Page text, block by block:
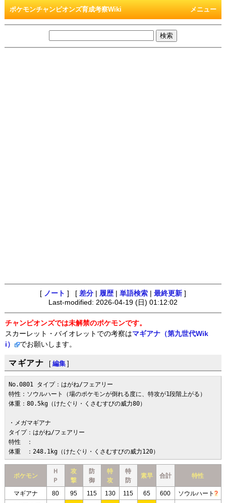
メニュー
ポケモンチャンピオンズ育成考察Wiki
[ ノート ] [ 差分 履歴 単語検索 最終更新 ]
Last-modified: 2026-04-19 (日) 01:12:02
チャンピオンズでは未解禁のポケモンです。
スカーレット・バイオレットでの考察はマギアナ（第九世代Wik
i）
でお願いします。
マギアナ [ 編集 ]
No.0801 タイプ：はがね/フェアリー
特性：ソウルハート（場のポケモンが倒れる度に、特攻が1段階上がる）
体重：80.5kg（けたぐり・くさむすびの威力80）
・メガマギアナ
タイプ：はがね/フェアリー
特性　：
体重　：248.1kg（けたぐり・くさむすびの威力120）
ポケモン
Ｈ
Ｐ
攻
撃
防
御
特
攻
特
防
素早 合計 特性
マギアナ 80 95 115 130 115 65 600 ソウルハート ?